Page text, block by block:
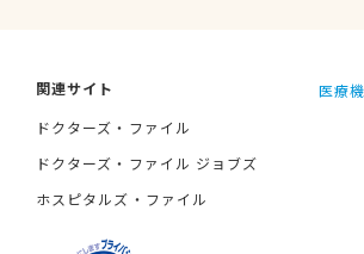
関連サイト
ドクターズ・ファイル
ドクターズ・ファイル ジョブズ
ホスピタルズ・ファイル
医療